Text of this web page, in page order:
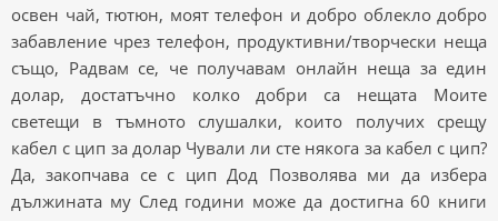
освен чай, тютюн, моят телефон и добро облекло добро
забавление чрез телефон, продуктивни/творчески неща
също, Радвам се, че получавам онлайн неща за един
долар, достатъчно колко добри са нещата Моите
светещи в тъмното слушалки, които получих срещу
кабел с цип за долар Чували ли сте някога за кабел с цип?
Да, закопчава се с цип Дод Позволява ми да избера
дължината му След години може да достигна 60 книги